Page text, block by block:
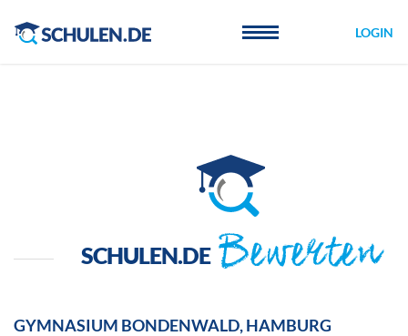
LOGIN
SCHULEN.DE Bewerten
GYMNASIUM BONDENWALD, HAMBURG